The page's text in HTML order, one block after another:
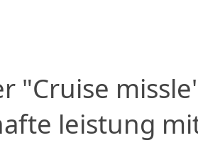
"Cruise
leistung